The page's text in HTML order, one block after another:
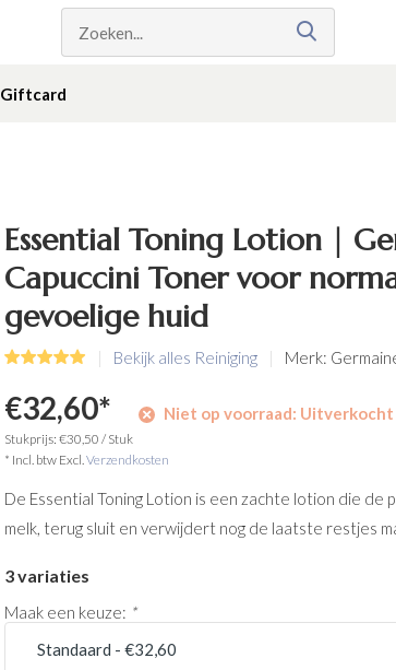
Giftcard
Essential Toning Lotion |
Capuccini Toner voor
gevoelige huid
Bekijk alles Reiniging Merk:
€32,60* Niet op voorraad: Uitverkocht
Stukprijs:€30,50 / Stuk
* Incl. btw Excl.Verzendkosten
De Essential Toning Lotion is een zachte lotion die de
melk, terug sluit en verwijdert nog de laatste restjes
3 variaties
Maak een keuze: *